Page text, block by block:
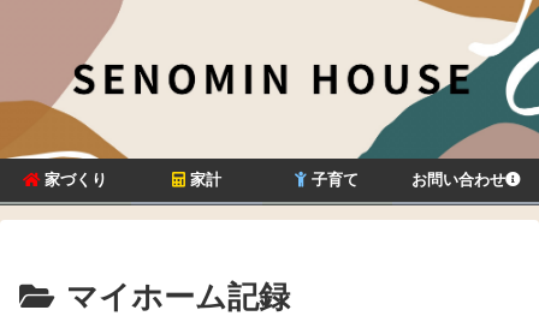
家づくり 家計 子育て お問い合わせ
マイホーム記録